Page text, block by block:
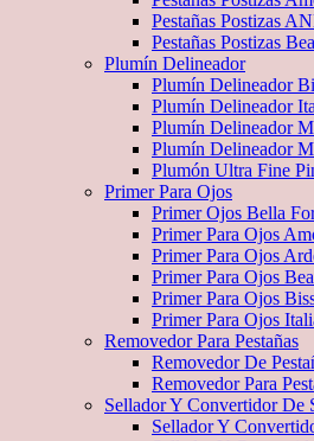
Pestañas Postizas
Pestañas Postizas
Plumín Delineador
Plumín Delineador
Plumín Delineador
Plumín Delineador
Plumín Delineador
Plumón Ultra Fine
Primer Para Ojos
Primer Ojos Bella
Primer Para Ojos
Primer Para Ojos
Primer Para Ojos
Primer Para Ojos
Primer Para Ojos
Removedor Para Pestañas
Removedor De
Removedor Para
Sellador Y Convertidor De
Sellador Y